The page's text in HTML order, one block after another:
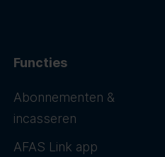
Functies
Abonnementen &
incasseren
AFAS Link app